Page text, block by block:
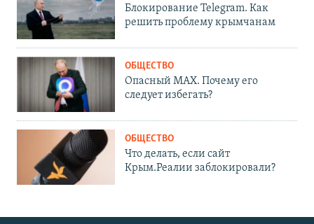
Блокирование Telegram. Как
решить проблему крымчанам
ОБЩЕСТВО
Опасный MAX. Почему его
следует избегать?
ОБЩЕСТВО
Что делать, если сайт
Крым.Реалии заблокировали?